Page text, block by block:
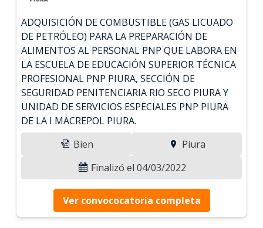
ADQUISICIÓN DE COMBUSTIBLE (GAS LICUADO
DE PETRÓLEO) PARA LA PREPARACIÓN DE
ALIMENTOS AL PERSONAL PNP QUE LABORA EN
LA ESCUELA DE EDUCACIÓN SUPERIOR TÉCNICA
PROFESIONAL PNP PIURA, SECCIÓN DE
SEGURIDAD PENITENCIARIA RIO SECO PIURA Y
UNIDAD DE SERVICIOS ESPECIALES PNP PIURA
DE LA I MACREPOL PIURA.
Bien
Piura
Finalizó el 04/03/2022
Ver convococatoria completa